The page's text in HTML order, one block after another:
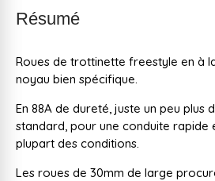
Résumé
Roues de trottinette freestyle en à
noyau bien spécifique.
En 88A de dureté, juste un peu plus
standard, pour une conduite rapide
plupart des conditions.
Les roues de 30mm de large